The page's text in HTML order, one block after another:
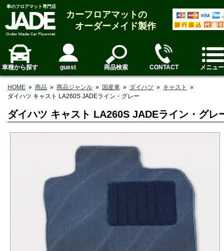
車のフロアマット専門店
カーフロアマットの
オーダーメイド製作
車種から探す guest 商品検索 CONTACT メニュー
HOME » 商品 » 商品ジャンル » 国産車 » ダイハツ » キャスト
»
ダイハツ キャスト LA260S JADEライン・グレー
ダイハツ キャスト LA260S JADEライン・グレ